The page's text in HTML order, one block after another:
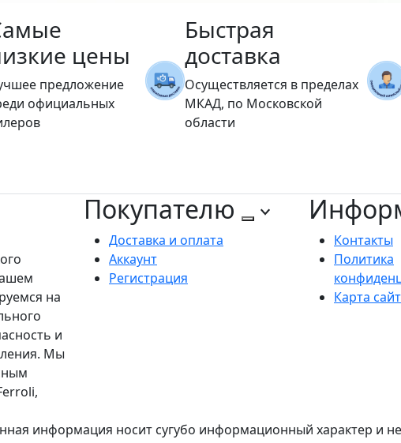
цены
предложение
официальных
Быстрая
доставка
Осуществляется в пределах
МКАД, по Московской
области
на
и
Мы
Покупателю
Доставка и оплата
Аккаунт
Регистрация
Контакты
Политика
Карта
информация носит сугубо информационный характер и не